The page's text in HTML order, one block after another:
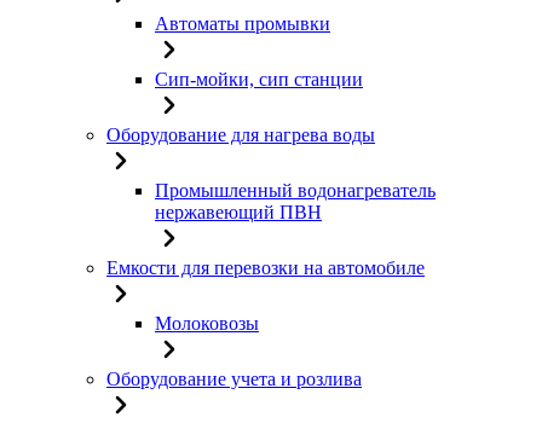
Автоматы промывки
Сип-мойки, сип станции
Оборудование для нагрева воды
Промышленный водонагреватель
нержавеющий ПВН
Емкости для перевозки на автомобиле
Молоковозы
Оборудование учета и розлива